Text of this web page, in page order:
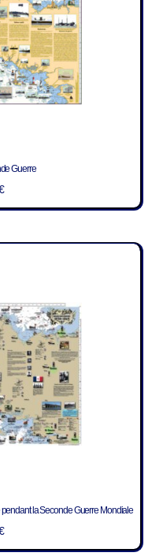
Guerre
la Seconde Guerre Mondiale